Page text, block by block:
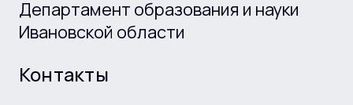
Департамент образования и науки
Ивановской области
Контакты